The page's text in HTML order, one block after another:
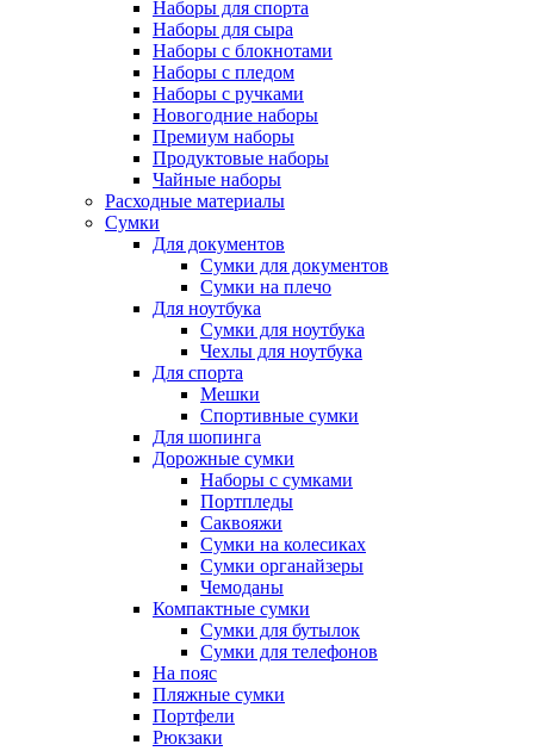
Наборы для спорта
Наборы для сыра
Наборы с блокнотами
Наборы с пледом
Наборы с ручками
Новогодние наборы
Премиум наборы
Продуктовые наборы
Чайные наборы
Расходные материалы
Сумки
Для документов
Сумки для документов
Сумки на плечо
Для ноутбука
Сумки для ноутбука
Чехлы для ноутбука
Для спорта
Мешки
Спортивные сумки
Для шопинга
Дорожные сумки
Наборы с сумками
Портпледы
Саквояжи
Сумки на колесиках
Сумки органайзеры
Чемоданы
Компактные сумки
Сумки для бутылок
Сумки для телефонов
На пояс
Пляжные сумки
Портфели
Рюкзаки